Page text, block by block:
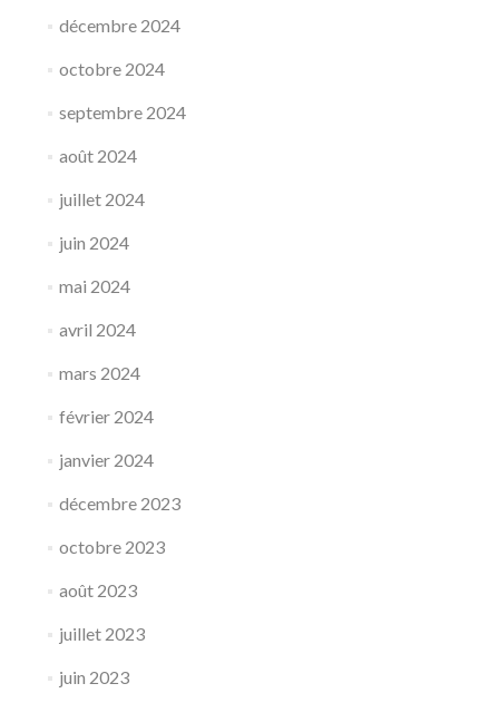
décembre 2024
octobre 2024
septembre 2024
août 2024
juillet 2024
juin 2024
mai 2024
avril 2024
mars 2024
février 2024
janvier 2024
décembre 2023
octobre 2023
août 2023
juillet 2023
juin 2023